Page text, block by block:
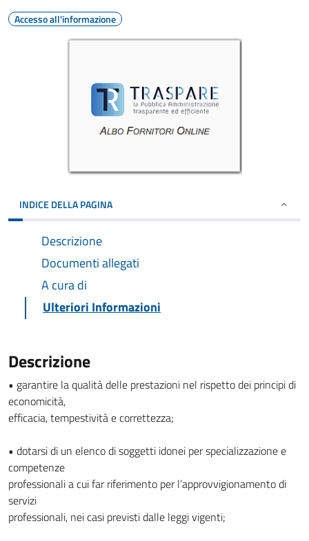
Accesso all'informazione
INDICE DELLA PAGINA
Descrizione
Documenti allegati
A cura di
Ulteriori Informazioni
Descrizione
• garantire la qualità delle prestazioni nel rispetto dei principi di
economicità,
efficacia, tempestività e correttezza;
• dotarsi di un elenco di soggetti idonei per specializzazione e
competenze
professionali a cui far riferimento per l’approvvigionamento di
servizi
professionali, nei casi previsti dalle leggi vigenti;